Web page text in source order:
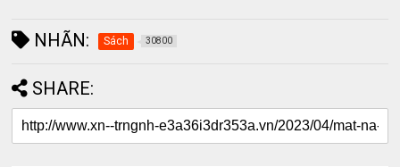
NHÃN: Sách 30800
SHARE: